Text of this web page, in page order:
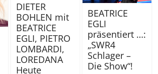
DIETER
BOHLEN mit
BEATRICE
EGLI, PIETRO
LOMBARDI,
LOREDANA
Heute
BEATRICE
EGLI
präsentiert …:
„SWR4
Schlager –
Die Show“!